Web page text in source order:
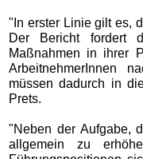
"In erster Linie gilt es,
Der Bericht fordert
Maßnahmen in ihrer
ArbeitnehmerInnen
müssen dadurch in
Prets.
"Neben der Aufgabe,
allgemein zu